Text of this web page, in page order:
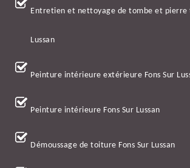
Entretien et nettoyage de tombe et pierre
Lussan
Peinture intérieure extérieure Fons Sur
Peinture intérieure Fons Sur Lussan
Démoussage de toiture Fons Sur Lussan